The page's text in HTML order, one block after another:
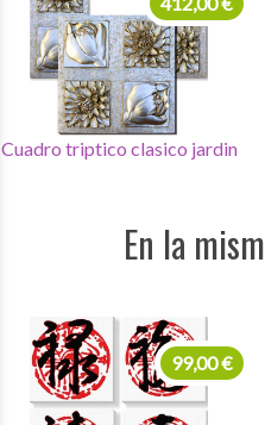
Cuadro mandala roco
En la
99,00 €